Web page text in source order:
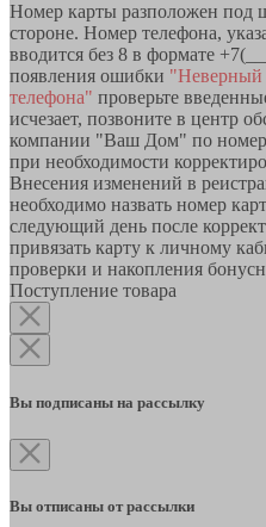
Номер карты разположен под
стороне. Номер телефона,
вводится без 8 в формате
появления ошибки "Неверный
телефона" проверьте
исчезает, позвоните в центр
компании "Ваш Дом" по
при необходимости
Внесения изменений в
необходимо назвать номер
следующий день после
привязать карту к личному
проверки и накопления
Поступление товара
Вы подписаны на рассылку
Вы отписаны от рассылки